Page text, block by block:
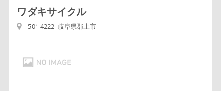
ワダキサイクル
501-4222 岐阜県郡上市